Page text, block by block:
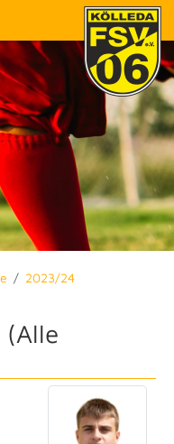
2023/24
(Alle